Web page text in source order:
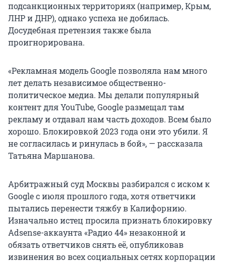
подсанкционных территориях (например, Крым,
ЛНР и ДНР), однако успеха не добилась.
Досудебная претензия также была
проигнорирована.
«Рекламная модель Google позволяла нам много
лет делать независимое общественно-
политическое медиа. Мы делали популярный
контент для YouTube, Google размещал там
рекламу и отдавал нам часть доходов. Всем было
хорошо. Блокировкой 2023 года они это убили. Я
не согласилась и ринулась в бой», — рассказала
Татьяна Маршанова.
Арбитражный суд Москвы разбирался с иском к
Google с июля прошлого года, хотя ответчики
пытались перенести тяжбу в Калифорнию.
Изначально истец просила признать блокировку
Adsense-аккаунта «Радио 44» незаконной и
обязать ответчиков снять её, опубликовав
извинения во всех социальных сетях корпорации